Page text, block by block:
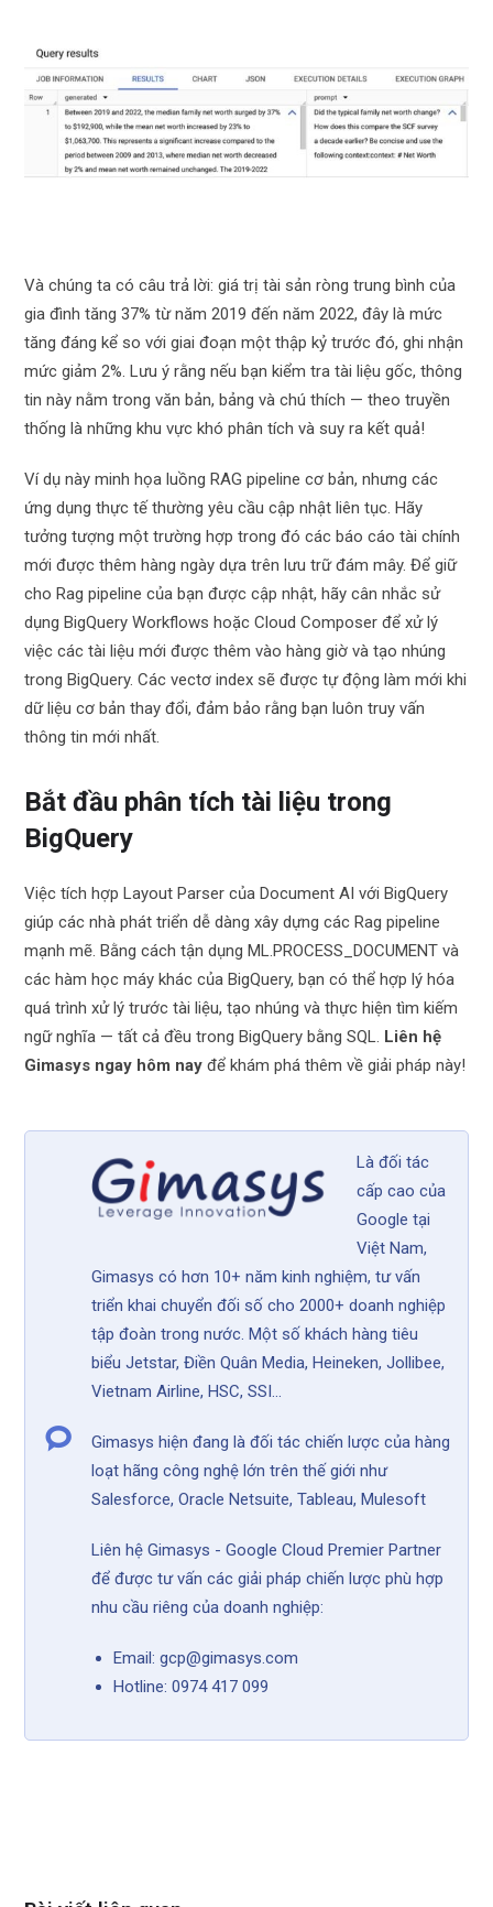
Và chúng ta có câu trả lời: giá trị tài sản ròng trung bình của
gia đình tăng 37% từ năm 2019 đến năm 2022, đây là mức
tăng đáng kể so với giai đoạn một thập kỷ trước đó, ghi nhận
mức giảm 2%. Lưu ý rằng nếu bạn kiểm tra tài liệu gốc, thông
tin này nằm trong văn bản, bảng và chú thích — theo truyền
thống là những khu vực khó phân tích và suy ra kết quả!
Ví dụ này minh họa luồng RAG pipeline cơ bản, nhưng các
ứng dụng thực tế thường yêu cầu cập nhật liên tục. Hãy
tưởng tượng một trường hợp trong đó các báo cáo tài chính
mới được thêm hàng ngày dựa trên lưu trữ đám mây. Để giữ
cho Rag pipeline của bạn được cập nhật, hãy cân nhắc sử
dụng BigQuery Workflows hoặc Cloud Composer để xử lý
việc các tài liệu mới được thêm vào hàng giờ và tạo nhúng
trong BigQuery. Các vectơ index sẽ được tự động làm mới khi
dữ liệu cơ bản thay đổi, đảm bảo rằng bạn luôn truy vấn
thông tin mới nhất.
Bắt đầu phân tích tài liệu trong
BigQuery
Việc tích hợp Layout Parser của Document AI với BigQuery
giúp các nhà phát triển dễ dàng xây dựng các Rag pipeline
mạnh mẽ. Bằng cách tận dụng ML.PROCESS_DOCUMENT và
các hàm học máy khác của BigQuery, bạn có thể hợp lý hóa
quá trình xử lý trước tài liệu, tạo nhúng và thực hiện tìm kiếm
ngữ nghĩa — tất cả đều trong BigQuery bằng SQL. Liên hệ
Gimasys ngay hôm nay để khám phá thêm về giải pháp này!
Là đối tác
cấp cao của
Google tại
Việt Nam,
Gimasys có hơn 10+ năm kinh nghiệm, tư vấn
triển khai chuyển đối số cho 2000+ doanh nghiệp
tập đoàn trong nước. Một số khách hàng tiêu
biểu Jetstar, Điền Quân Media, Heineken, Jollibee,
Vietnam Airline, HSC, SSI...
Gimasys hiện đang là đối tác chiến lược của hàng
loạt hãng công nghệ lớn trên thế giới như
Salesforce, Oracle Netsuite, Tableau, Mulesoft
Liên hệ Gimasys - Google Cloud Premier Partner
để được tư vấn các giải pháp chiến lược phù hợp
nhu cầu riêng của doanh nghiệp:
Email: gcp@gimasys.com
Hotline: 0974 417 099